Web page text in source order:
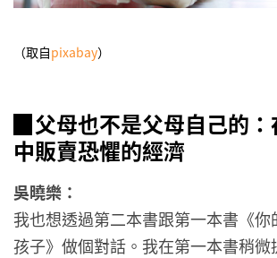
（取自pixabay）
▉父母也不是父母自己的
中販賣恐懼的經濟
吳曉樂：
我也想透過第二本書跟第一本書《你
孩子》做個對話。我在第一本書稍